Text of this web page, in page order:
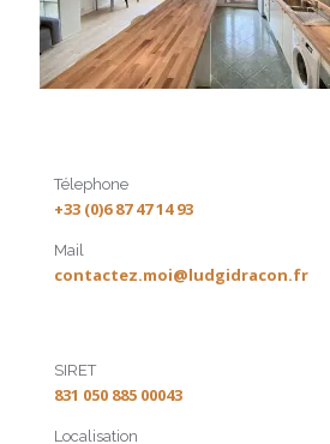
Télephone
+33 (0)6 87 47 14 93
Mail
contactez.moi@ludgidracon.fr
SIRET
831 050 885 00043
Localisation